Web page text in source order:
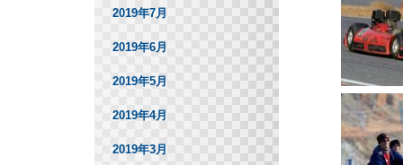
2019年7月
2019年6月
2019年5月
2019年4月
2019年3月